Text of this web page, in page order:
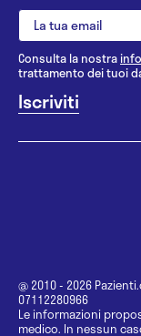
Consulta la nostra
trattamento dei tuoi
@ 2010 - 2026
07112280966
Le informazioni
medico. In nessun